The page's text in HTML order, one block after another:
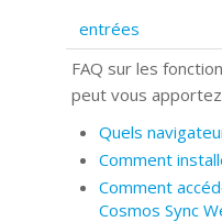
entrées
FAQ sur les
peut vous apportez
Quels
Comment
Comment
Cosmos Sync